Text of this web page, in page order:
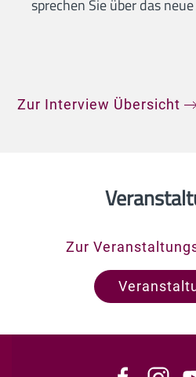
sprechen Sie über das neue
Zur Interview Übersicht
Zur